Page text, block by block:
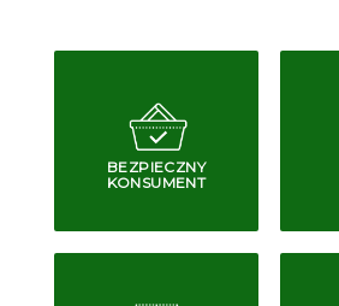
BEZPIECZNY
KONSUMENT